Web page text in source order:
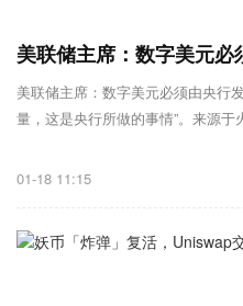
美联储主席：数字美元必
美联储主席：数字美元必须由央行
量，这是央行所做的事情”。来源于
01-18 11:15